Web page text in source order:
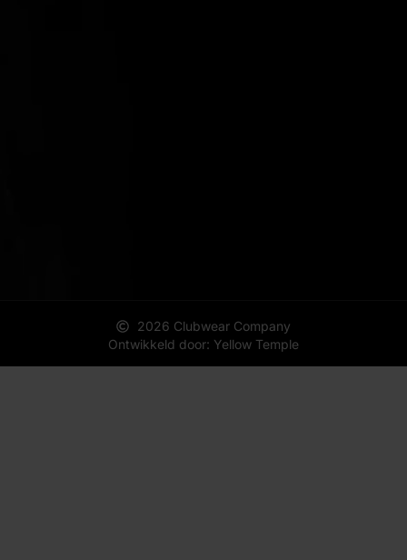
2026 Clubwear Company
Ontwikkeld door: Yellow Temple